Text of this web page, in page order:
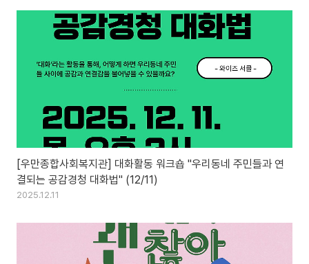
[우만종합사회복지관] 대화활동 워크숍 "우리동네 주민들과 연
결되는 공감경청 대화법" (12/11)
2025.12.11